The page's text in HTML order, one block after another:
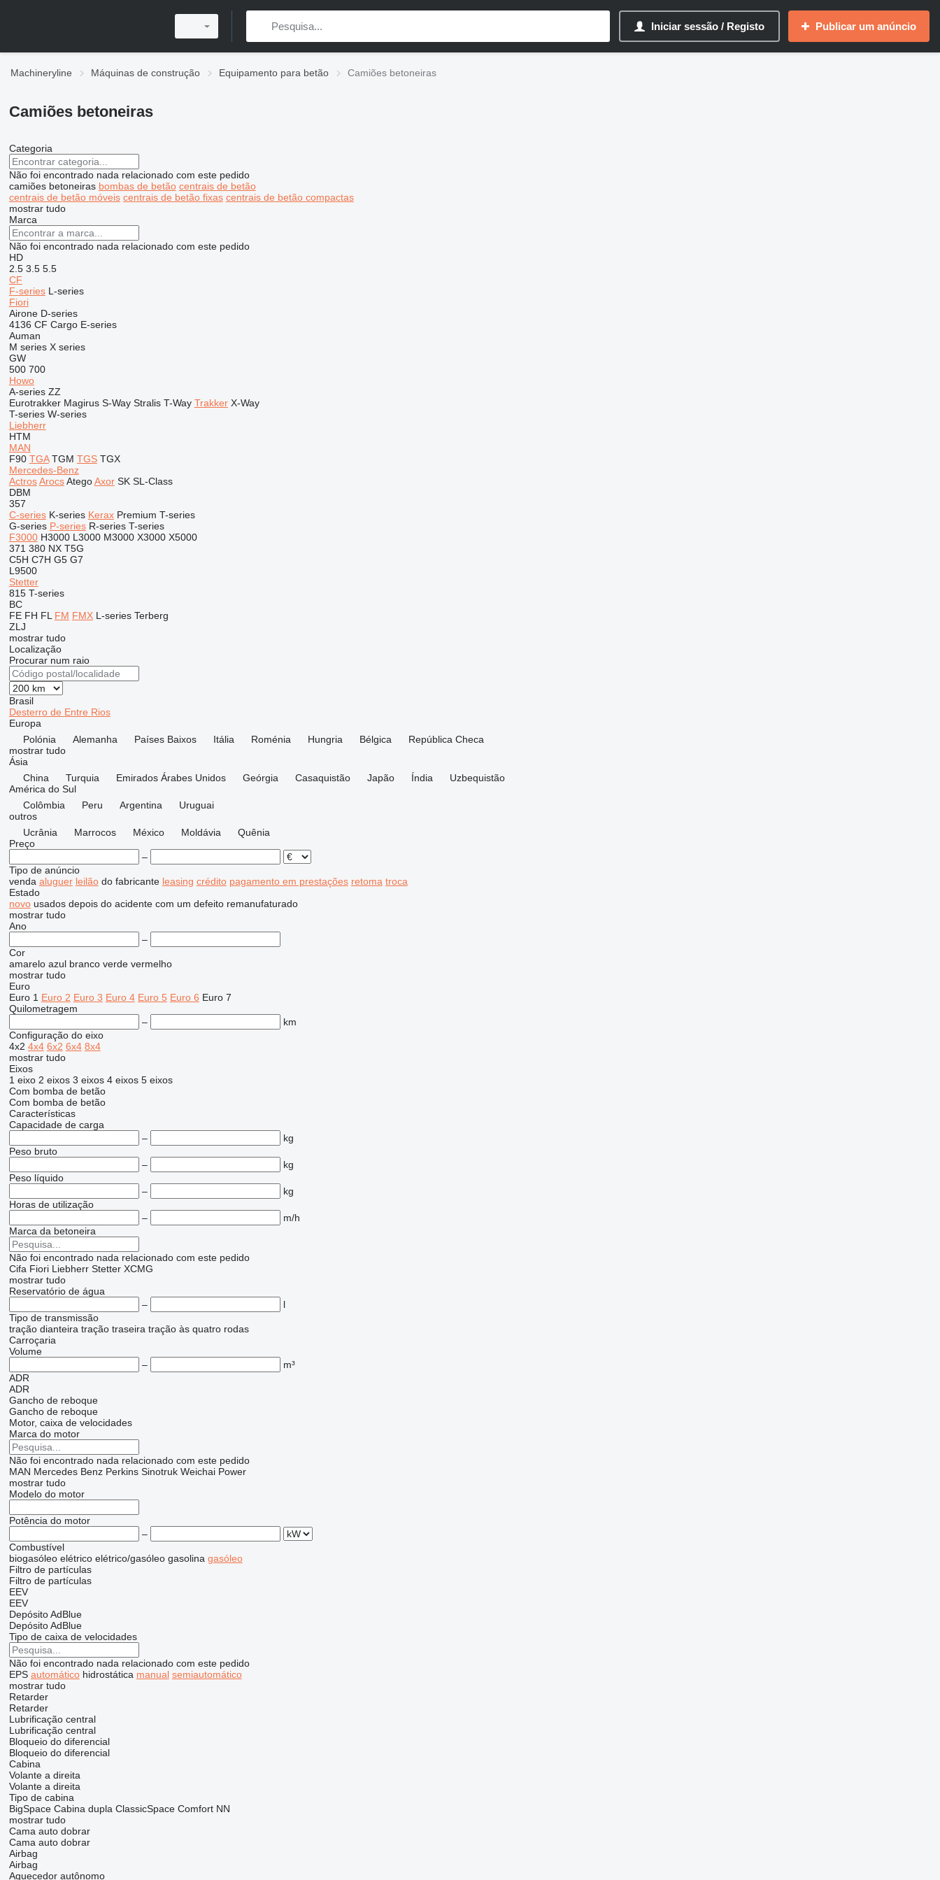
Iniciar sessão / Registo Publicar um anúncio
Machineryline Máquinas de construção Equipamento para betão Camiões betoneiras
Camiões betoneiras
Categoria
Não foi encontrado nada relacionado com este pedido
camiões betoneiras bombas de betão centrais de betão
centrais de betão móveis centrais de betão fixas centrais de betão compactas
mostrar tudo
Marca
Não foi encontrado nada relacionado com este pedido
HD
2.5 3.5 5.5
CF
F-series L-series
Fiori
Airone D-series
4136 CF Cargo E-series
Auman
M series X series
GW
500 700
Howo
A-series ZZ
Eurotrakker Magirus S-Way Stralis T-Way Trakker X-Way
T-series W-series
Liebherr
HTM
MAN
F90 TGA TGM TGS TGX
Mercedes-Benz
Actros Arocs Atego Axor SK SL-Class
DBM
357
C-series K-series Kerax Premium T-series
G-series P-series R-series T-series
F3000 H3000 L3000 M3000 X3000 X5000
371 380 NX T5G
C5H C7H G5 G7
L9500
Stetter
815 T-series
BC
FE FH FL FM FMX L-series Terberg
ZLJ
mostrar tudo
Localização
Procurar num raio
Brasil
Desterro de Entre Rios
Europa
Polónia
Alemanha Países Baixos Itália Roménia Hungria Bélgica
República Checa
mostrar tudo
Ásia
China
Turquia Emirados Árabes Unidos Geórgia Casaquistão Japão Índia
Uzbequistão
América do Sul
Colômbia
Peru Argentina
Uruguai
outros
Ucrânia
Marrocos México Moldávia
Quênia
Preço
–
Tipo de anúncio
venda aluguer leilão do fabricante leasing crédito pagamento em prestações retoma troca
Estado
novo usados depois do acidente com um defeito remanufaturado
mostrar tudo
Ano
–
Cor
amarelo azul branco verde vermelho
mostrar tudo
Euro
Euro 1 Euro 2 Euro 3 Euro 4 Euro 5 Euro 6 Euro 7
Quilometragem
–
km
Configuração do eixo
4x2 4x4 6x2 6x4 8x4
mostrar tudo
Eixos
1 eixo 2 eixos 3 eixos 4 eixos 5 eixos
Com bomba de betão
Com bomba de betão
Características
Capacidade de carga
–
kg
Peso bruto
–
kg
Peso líquido
–
kg
Horas de utilização
–
m/h
Marca da betoneira
Não foi encontrado nada relacionado com este pedido
Cifa Fiori Liebherr Stetter XCMG
mostrar tudo
Reservatório de água
–
l
Tipo de transmissão
tração dianteira tração traseira tração às quatro rodas
Carroçaria
Volume
–
m³
ADR
ADR
Gancho de reboque
Gancho de reboque
Motor, caixa de velocidades
Marca do motor
Não foi encontrado nada relacionado com este pedido
MAN Mercedes Benz Perkins Sinotruk Weichai Power
mostrar tudo
Modelo do motor
Potência do motor
–
Combustível
biogasóleo elétrico elétrico/gasóleo gasolina gasóleo
Filtro de partículas
Filtro de partículas
EEV
EEV
Depósito AdBlue
Depósito AdBlue
Tipo de caixa de velocidades
Não foi encontrado nada relacionado com este pedido
EPS automático hidrostática manual semiautomático
mostrar tudo
Retarder
Retarder
Lubrificação central
Lubrificação central
Bloqueio do diferencial
Bloqueio do diferencial
Cabina
Volante a direita
Volante a direita
Tipo de cabina
BigSpace Cabina dupla ClassicSpace Comfort NN
mostrar tudo
Cama auto dobrar
Cama auto dobrar
Airbag
Airbag
Aquecedor autônomo